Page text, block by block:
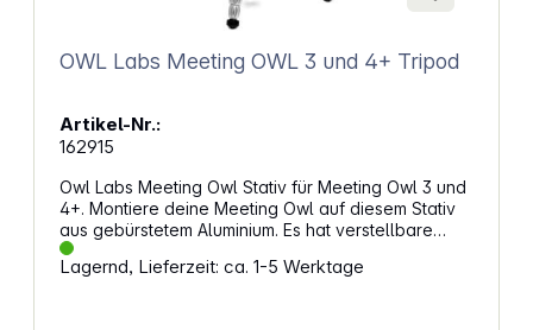
OWL Labs Meeting OWL 3 und 4+ Tripod
Artikel-Nr.:
162915
Owl Labs Meeting Owl Stativ für Meeting Owl 3 und
4+. Montiere deine Meeting Owl auf diesem Stativ
aus gebürstetem Aluminium. Es hat verstellbare
Teleskopbeine mit verschiedenen feststellbaren
Winkelpositionen für eine individuelle Konfiguration.
Lagernd, Lieferzeit: ca. 1-5 Werktage